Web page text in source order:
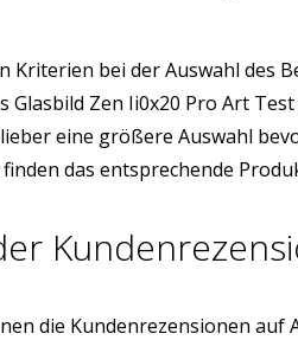
Kriterien bei der Auswahl des
Glasbild Zen Ii0x20 Pro Art
eine größere Auswahl
das entsprechende
die Kundenrezensionen